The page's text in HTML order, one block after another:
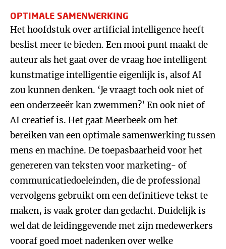
OPTIMALE SAMENWERKING
Het hoofdstuk over artificial intelligence heeft
beslist meer te bieden. Een mooi punt maakt de
auteur als het gaat over de vraag hoe intelligent
kunstmatige intelligentie eigenlijk is, alsof AI
zou kunnen denken. ‘Je vraagt toch ook niet of
een onderzeeër kan zwemmen?’ En ook niet of
AI creatief is. Het gaat Meerbeek om het
bereiken van een optimale samenwerking tussen
mens en machine. De toepasbaarheid voor het
genereren van teksten voor marketing- of
communicatiedoeleinden, die de professional
vervolgens gebruikt om een definitieve tekst te
maken, is vaak groter dan gedacht. Duidelijk is
wel dat de leidinggevende met zijn medewerkers
vooraf goed moet nadenken over welke